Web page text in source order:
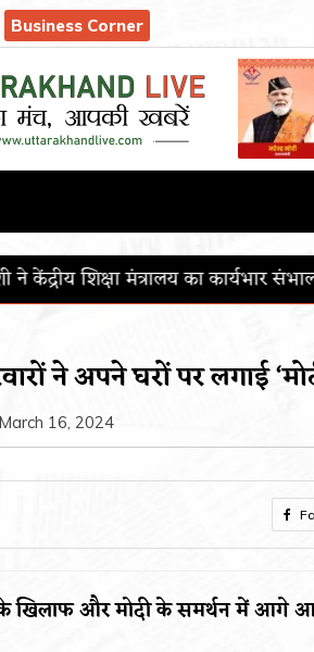
Business Corner
कार्यभार संभाला पीजीआईएमईआर ने
ने अपने घरों पर लगाई
March 16, 2024
के खिलाफ और मोदी के समर्थन में आगे